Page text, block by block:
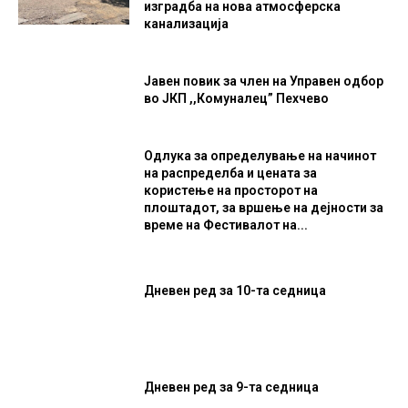
изградба на нова атмосферска
канализација
Јавен повик за член на Управен одбор
во ЈКП ,,Комуналец” Пехчево
Одлука за определување на начинот
на распределба и цената за
користење на просторот на
плоштадот, за вршење на дејности за
време на Фестивалот на...
Дневен ред за 10-та седница
Дневен ред за 9-та седница